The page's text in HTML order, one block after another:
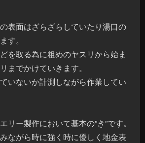
表面はざらざらしていたり湯口の
す。
を取る為に粗めのヤスリから始ま
までかけていきます。
いないか計測しながら作業してい
リー製作において基本の”き”です。
ながら時に強く時に優しく地金表